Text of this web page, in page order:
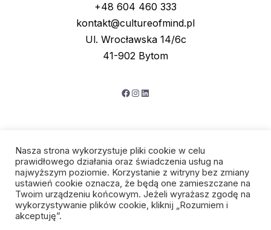
+48 604 460 333
kontakt@cultureofmind.pl
Ul. Wrocławska 14/6c
41-902 Bytom
Facebook
Instagram
LinkedIn
Polityka prywatności
Nasza strona wykorzystuje pliki cookie w celu
prawidłowego działania oraz świadczenia usług na
najwyższym poziomie. Korzystanie z witryny bez zmiany
ustawień cookie oznacza, że będą one zamieszczane na
Twoim urządzeniu końcowym. Jeżeli wyrażasz zgodę na
wykorzystywanie plików cookie, kliknij „Rozumiem i
akceptuję”.